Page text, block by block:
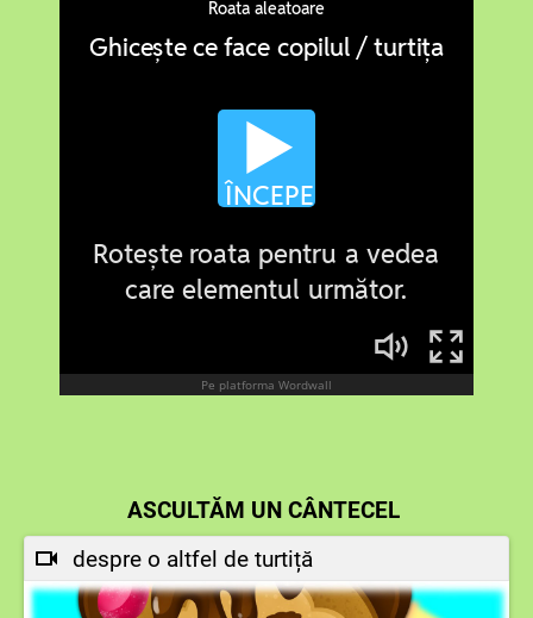
ASCULTĂM UN CÂNTECEL
despre o altfel de turtiță